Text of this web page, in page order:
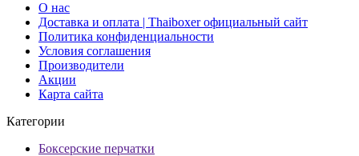
О нас
Доставка и оплата | Thaiboxer официальный сайт
Политика конфиденциальности
Условия соглашения
Производители
Акции
Карта сайта
Категории
Боксерские перчатки